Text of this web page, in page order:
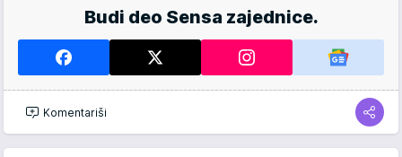
Budi deo Sensa zajednice.
Komentariši